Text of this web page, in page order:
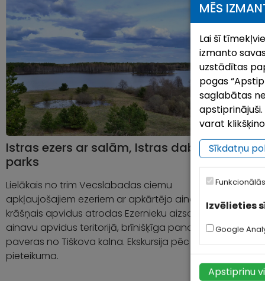
Istras ezers ar salām, Istras dabas
parks
Lielākais no trim Vecslabadas ciemu
apkļaujošajiem ezeriem ar apkārtējo ainavu. Šis
krāšņais apvidus atrodas Ezernieku aizsargājamo
ainavu apvidus teritorijā, brīnišķīga panorāma
paveras no Tiškova kalna. Ekskursija pēc
pieteikuma.
MĒS
Lai šī
izmanto
uzstādītas
pogas
saglabātas
varat
Sīkdatņu
Izvēlieties
Google
Apstiprinu